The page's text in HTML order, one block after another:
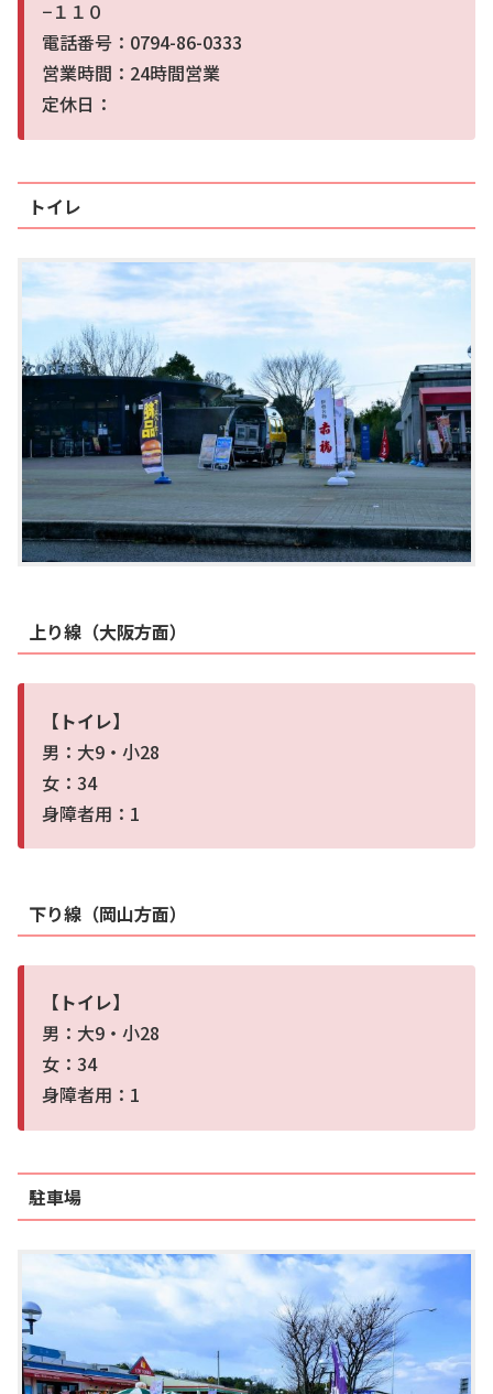
−１１０
電話番号：0794-86-0333
営業時間：24時間営業
定休日：
トイレ
上り線（大阪方面）
【トイレ】
男：大9・小28
女：34
身障者用：1
下り線（岡山方面）
【トイレ】
男：大9・小28
女：34
身障者用：1
駐車場